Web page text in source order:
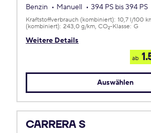
Benzin Manuell 394 PS bis 394 PS
Weitere Details
Kraftstoffverbrauch (kombiniert): 10,7 l/100
(kombiniert): 243,0 g/km CO2-Klasse: G
ab
Auswählen
CARRERA S